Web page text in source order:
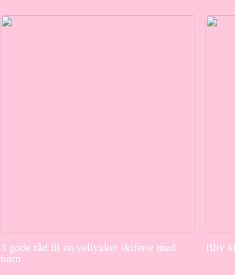
3 gode råd til en vellykket skiferie med
børn
Bliv